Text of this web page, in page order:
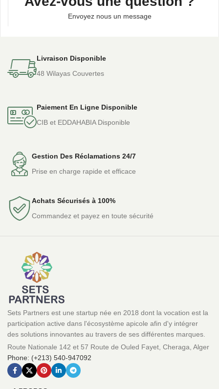
Envoyez nous un message
Livraison Disponible
48 Wilayas Couvertes
Paiement En Ligne Disponible
CIB et EDDAHABIA Disponible
Gestion Des Réclamations 24/7
Prise en charge rapide et efficace
Achats Sécurisés à 100%
Commandez et payez en toute sécurité
Sets Partners est une startup née en 2018 dont la vocation est la
participation active dans l'écosystème apicole afin d'y intégrer
des solutions innovantes au travers de ses différentes marques.
Route Nationale 142 et 57 Route de Ouled Fayet, Cheraga, Alger
Phone: (+213) 540-947092